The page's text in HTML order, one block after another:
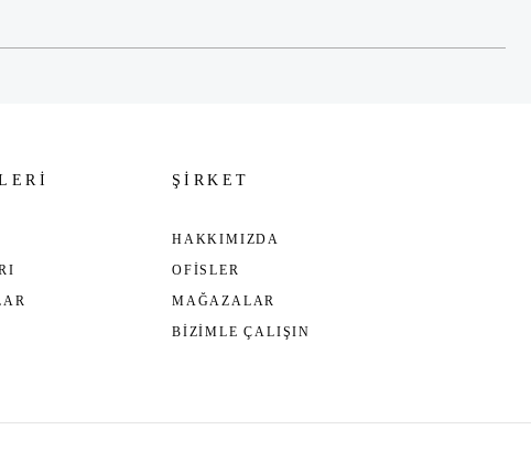
ŞİRKET
HAKKIMIZDA
OFİSLER
MAĞAZALAR
BİZİMLE ÇALIŞIN